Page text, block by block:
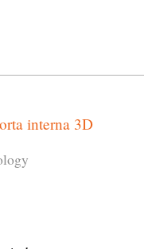
interna 3D